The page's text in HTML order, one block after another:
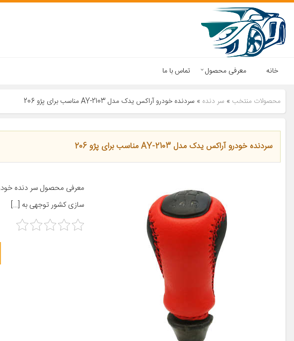
خانه معرفی محصول تماس با ما
محصولات منتخب » سر دنده » سردنده خودرو آراکس یدک مدل AY-2103 مناسب برای پژو 206
سردنده خودرو آراکس یدک مدل AY-2103 مناسب برای پژو 206
معرفی محصول سر دنده
سازی کشور توجهی به […]